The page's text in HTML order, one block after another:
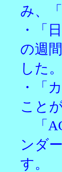
み、
・「
の週
した。
・「
こと
「
ンダ
す。